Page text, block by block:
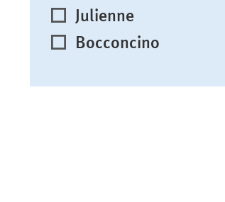
Julienne
Bocconcino